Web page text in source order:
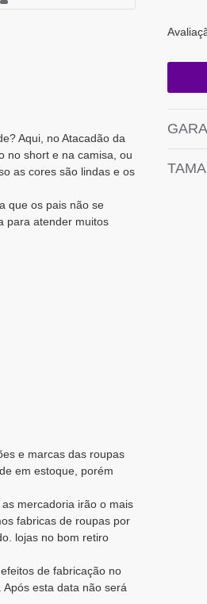
Aqui, no Atacadão da
no short e na camisa, ou
as cores são lindas e os
que os pais não se
para atender muitos
e marcas das roupas
em estoque, porém
mercadoria irão o mais
fabricas de roupas por
lojas no bom retiro
de fabricação no
esta data não será